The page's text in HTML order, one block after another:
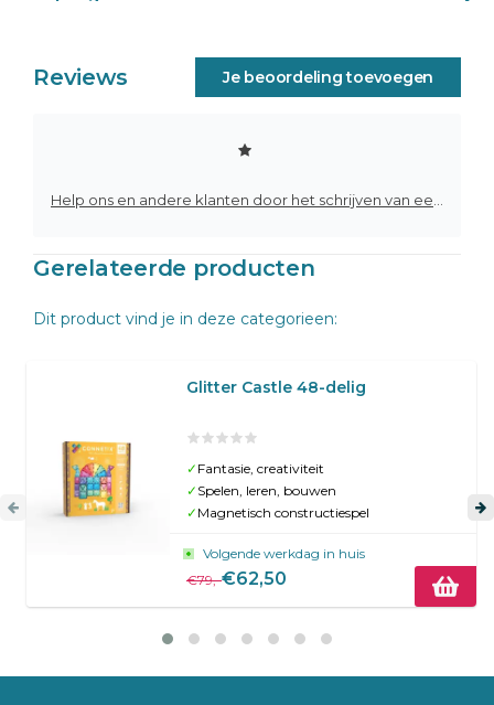
CONNETIX biedt jarenlang speel- en leerplezier.
merken?
voor mooie lichtbrekingen met krachtige magneten die
grote en stabiele bouwwerken mogelijk maken. Dit maakt
het één van de meest hoogwaardige magnetische
Reviews Je beoordeling toevoegen
Gerelateerde producten
Dit product vind je in deze categorieen:
Glitter Castle 48-delig
✓ Fantasie, creativiteit
✓ Spelen, leren, bouwen
✓ Magnetisch constructiespel
Volgende werkdag in huis
€79,-€62,50